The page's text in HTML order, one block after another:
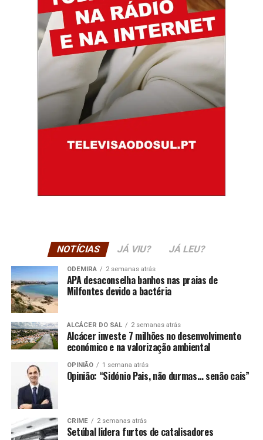
NOTÍCIAS JÁ VIU? JÁ LEU?
ODEMIRA 2 semanas atrás
APA desaconselha banhos nas praias de
Milfontes devido a bactéria
ALCÁCER DO SAL 2 semanas atrás
Alcácer investe 7 milhões no desenvolvimento
económico e na valorização ambiental
OPINIÃO 1 semana atrás
Opinião: “Sidónio Pais, não durmas… senão cais”
CRIME 2 semanas atrás
Setúbal lidera furtos de catalisadores